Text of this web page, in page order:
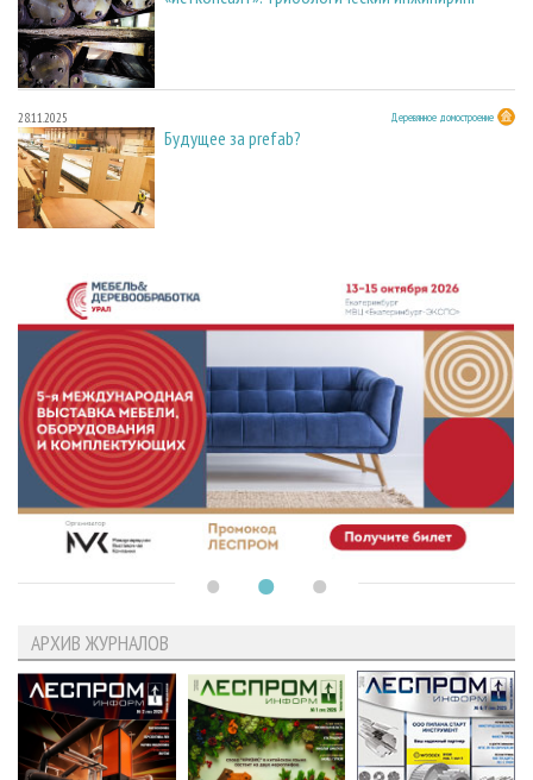
28.11.2025 Деревянное домостроение
Будущее за prefab?
АРХИВ ЖУРНАЛОВ